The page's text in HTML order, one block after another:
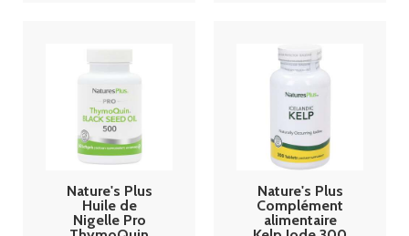
Nature's Plus
Huile de
Nigelle Pro
Nature's Plus
Complément
alimentaire